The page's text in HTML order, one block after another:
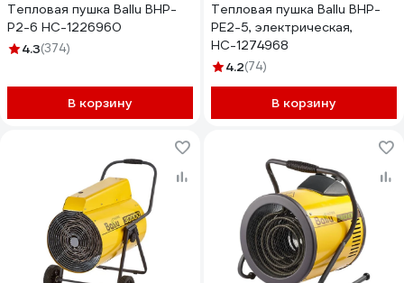
Тепловая пушка Ballu BHP-
P2-6 НС-1226960
4.3(374)
В корзину
Тепловая пушка Ballu BHP-
PE2-5, электрическая,
НС-1274968
4.2(74)
В корзину